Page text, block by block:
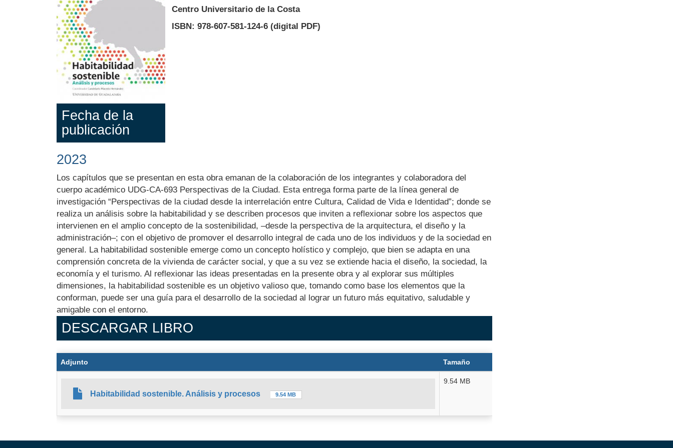
Fecha de la
publicación
2023
Centro Universitario de la Costa
ISBN: 978-607-581-124-6 (digital PDF)
Body
Los capítulos que se presentan en esta obra emanan de la colaboración de los integrantes y colaboradora del
cuerpo académico UDG-CA-693 Perspectivas de la Ciudad. Esta entrega forma parte de la línea general de
investigación “Perspectivas de la ciudad desde la interrelación entre Cultura, Calidad de Vida e Identidad”; donde se
realiza un análisis sobre la habitabilidad y se describen procesos que inviten a reflexionar sobre los aspectos que
intervienen en el amplio concepto de la sostenibilidad, –desde la perspectiva de la arquitectura, el diseño y la
administración–; con el objetivo de promover el desarrollo integral de cada uno de los individuos y de la sociedad en
general. La habitabilidad sostenible emerge como un concepto holístico y complejo, que bien se adapta en una
comprensión concreta de la vivienda de carácter social, y que a su vez se extiende hacia el diseño, la sociedad, la
economía y el turismo. Al reflexionar las ideas presentadas en la presente obra y al explorar sus múltiples
dimensiones, la habitabilidad sostenible es un objetivo valioso que, tomando como base los elementos que la
conforman, puede ser una guía para el desarrollo de la sociedad al lograr un futuro más equitativo, saludable y
amigable con el entorno.
DESCARGAR LIBRO
Adjunto Tamaño
Habitabilidad sostenible. Análisis y procesos 9.54 MB
9.54 MB